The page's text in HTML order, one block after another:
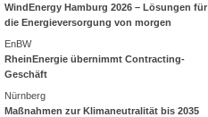
WindEnergy Hamburg 2026 – Lösungen für
die Energieversorgung von morgen
EnBW
RheinEnergie übernimmt Contracting-
Geschäft
Nürnberg
Maßnahmen zur Klimaneutralität bis 2035